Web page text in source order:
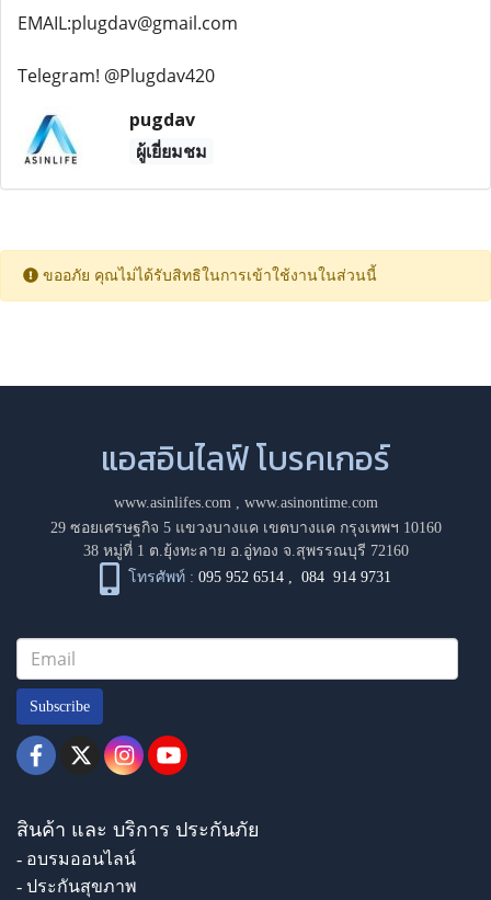
EMAIL:plugdav@gmail.com
Telegram! @Plugdav420
pugdav
ผู้เยี่ยมชม
ขออภัย คุณไม่ได้รับสิทธิในการเข้าใช้งานในส่วนนี้
แอสอินไลฟ์ โบรคเกอร์
www.asinlifes.com, www.asinontime.com
29 ซอยเศรษฐกิจ 5 แขวงบางแค เขตบางแค กรุงเทพฯ 10160
38 หมู่ที่ 1 ต.ยุ้งทะลาย อ.อู่ทอง จ.สุพรรณบุรี 72160
โทรศัพท์ : 095 952 6514 ,084 914 9731
Subscribe
สินค้า และ บริการ ประกันภัย
- อบรมออนไลน์
- ประกันสุขภาพ